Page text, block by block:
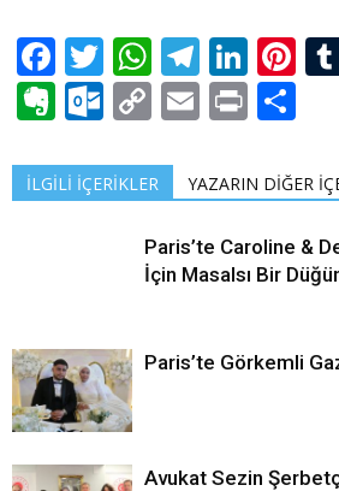
Facebook
TwitterWhatsApp
Telegram
Evernote
Outlook.com
CopyEmailPrint
İLGİLİ İÇERİKLER YAZARIN DİĞER
Paris’te Caroline &
İçin Masalsı Bir
Paris’te Görkemli
Avukat Sezin